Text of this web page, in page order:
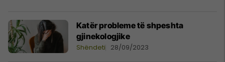
Katër probleme të shpeshta
gjinekologjike
Shëndeti 28/09/2023